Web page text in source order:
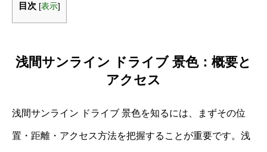
目次 [表示]
浅間サンライン ドライブ 景色：概要と
アクセス
浅間サンライン ドライブ 景色を知るには、まずその位
置・距離・アクセス方法を把握することが重要です。浅